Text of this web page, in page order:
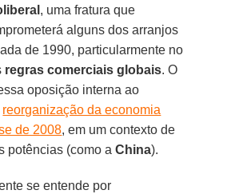
, uma fratura que
alguns dos arranjos
de 1990, particularmente no
regras comerciais globais. O
oposição interna ao
reorganização da economia
de 2008, em um contexto de
potências (como aChina).
se entende por